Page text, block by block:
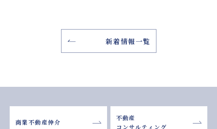
新着情報一覧
商業不動産仲介
不動産
コンサルティング